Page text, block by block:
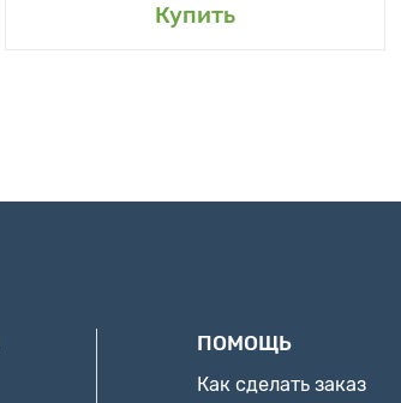
Купить
ПОМОЩЬ
Как сделать заказ